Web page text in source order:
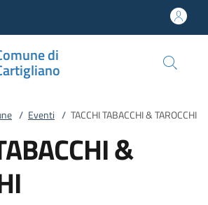
di
/ Eventi / TACCHI TABACCHI & TAROCCHI
&